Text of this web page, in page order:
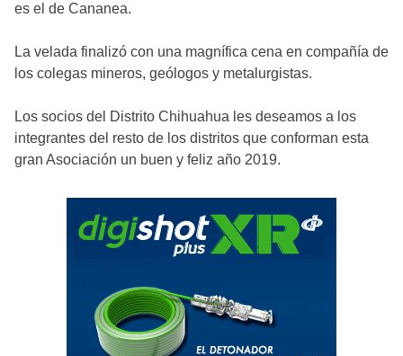
es el de Cananea.
La velada finalizó con una magnífica cena en compañía de
los colegas mineros, geólogos y metalurgistas.
Los socios del Distrito Chihuahua les deseamos a los
integrantes del resto de los distritos que conforman esta
gran Asociación un buen y feliz año 2019.